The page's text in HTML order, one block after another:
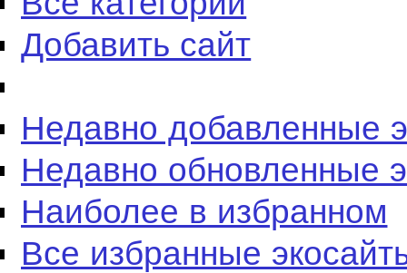
Добавить сайт
Недавно добавленные
Недавно обновленные
Наиболее в избранном
Все избранные